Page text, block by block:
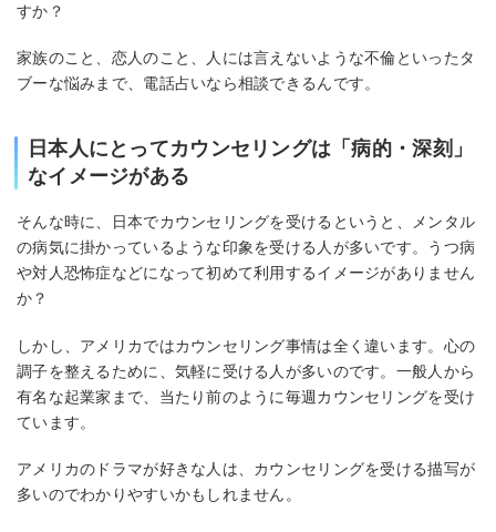
すか？
家族のこと、恋人のこと、人には言えないような不倫といったタ
ブーな悩みまで、電話占いなら相談できるんです。
日本人にとってカウンセリングは「病的・深刻」
なイメージがある
そんな時に、日本でカウンセリングを受けるというと、メンタル
の病気に掛かっているような印象を受ける人が多いです。うつ病
や対人恐怖症などになって初めて利用するイメージがありません
か？
しかし、アメリカではカウンセリング事情は全く違います。心の
調子を整えるために、気軽に受ける人が多いのです。一般人から
有名な起業家まで、当たり前のように毎週カウンセリングを受け
ています。
アメリカのドラマが好きな人は、カウンセリングを受ける描写が
多いのでわかりやすいかもしれません。